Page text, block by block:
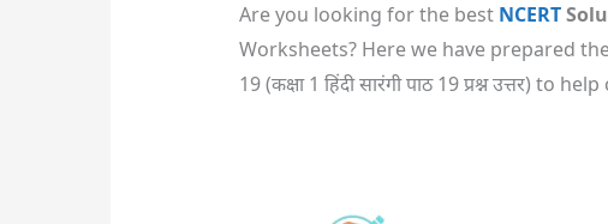
Are you looking for the best NCERT
Worksheets? Here we have prepared
19 (कक्षा 1 हिंदी सारंगी पाठ 19 प्रश्न